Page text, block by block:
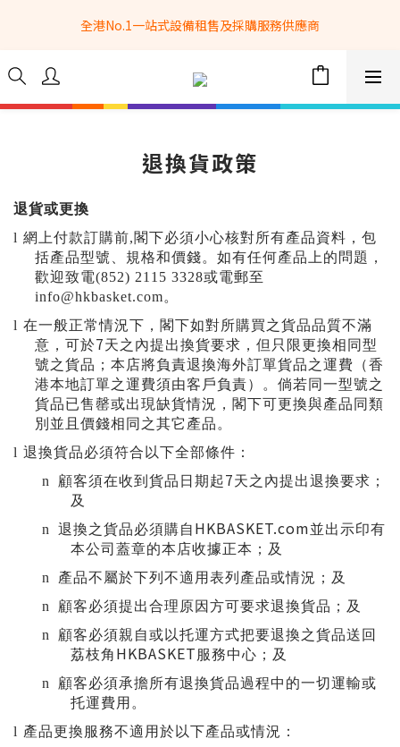
全港No.1一站式設備租售及採購服務供應商
全港No.1一站式設備租售及採購服務供應商
選購現貨產品全單滿$3500自家專送免運費 (只限網站落單, 不適用
於急單, 訂制產品, 屏風, 籠車, 舞台等)
全港No.1一站式設備租售及採購服務供應商
退換貨政策
退貨或更換
l 網上付款訂購前,閣下必須小心核對所有產品資料，包
括產品型號、規格和價錢。如有任何產品上的問題，
歡迎致電(852) 2115 3328或電郵至
info@hkbasket.com。
l 在一般正常情況下，閣下如對所購買之貨品品質不滿
意，可於7天之內提出換貨要求，但只限更換相同型
號之貨品；本店將負責退換海外訂單貨品之運費（香
港本地訂單之運費須由客戶負責）。倘若同一型號之
貨品已售罄或出現缺貨情況，閣下可更換與產品同類
別並且價錢相同之其它產品。
l 退換貨品必須符合以下全部條件：
n
顧客須在收到貨品日期起7天之內提出退換要求；
及
n
退換之貨品必須購自 HKBASKET.com並出示印有
本公司蓋章的本店收據正本；及
n
產品不屬於下列不適用表列產品或情況；及
n
顧客必須提出合理原因方可要求退換貨品；及
n
顧客必須親自或以托運方式把要退換之貨品送回
荔枝角 HKBASKET 服務中心；及
n
顧客必須承擔所有退換貨品過程中的一切運輸或
托運費用。
l 產品更換服務不適用於以下產品或情況：